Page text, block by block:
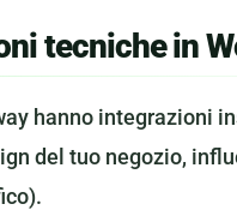
tecniche in
hanno integrazioni
del tuo negozio,